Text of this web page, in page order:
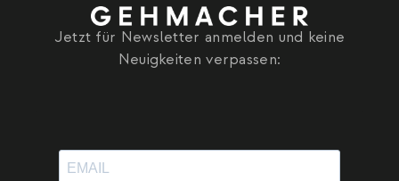
Jetzt für Newsletter anmelden und keine
Neuigkeiten verpassen: